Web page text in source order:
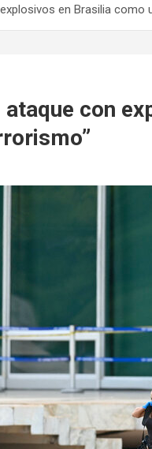
en Brasilia como
con